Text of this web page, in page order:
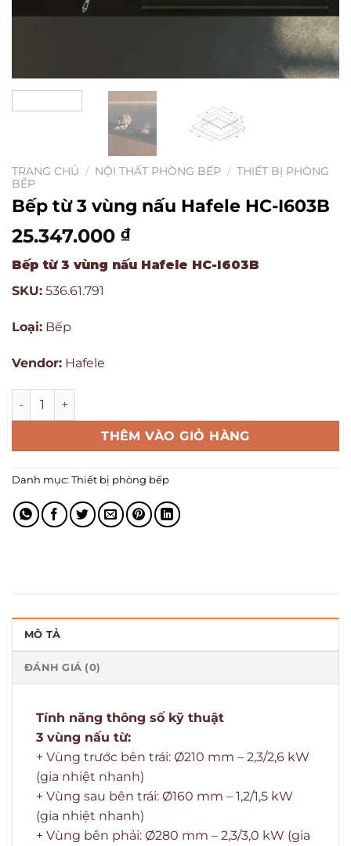
TRANG CHỦ / NỘI THẤT PHÒNG BẾP / THIẾT BỊ PHÒNG
BẾP
Bếp từ 3 vùng nấu Hafele HC-I603B
25.347.000 ₫
Bếp từ 3 vùng nấu Hafele HC-I603B
SKU: 536.61.791
Loại: Bếp
Vendor: Hafele
THÊM VÀO GIỎ HÀNG
Danh mục: Thiết bị phòng bếp
MÔ TẢ
ĐÁNH GIÁ (0)
Tính năng thông số kỹ thuật
3 vùng nấu từ:
+ Vùng trước bên trái: Ø210 mm – 2,3/2,6 kW
(gia nhiệt nhanh)
+ Vùng sau bên trái: Ø160 mm – 1,2/1,5 kW
(gia nhiệt nhanh)
+ Vùng bên phải: Ø280 mm – 2,3/3,0 kW (gia